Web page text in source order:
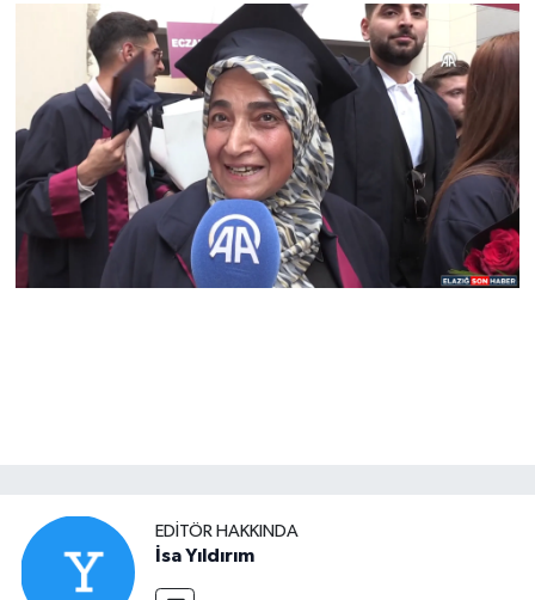
EDITÖR HAKKINDA
İsa Yıldırım